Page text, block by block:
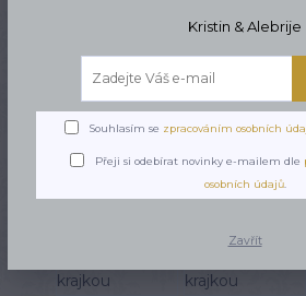
Sexy samodržící
Kristin & Alebrije
Souhlasím se zpracováním osobních
Přeji si odebírat novinky e-mailem dle
osobních údajů.
Zavřít